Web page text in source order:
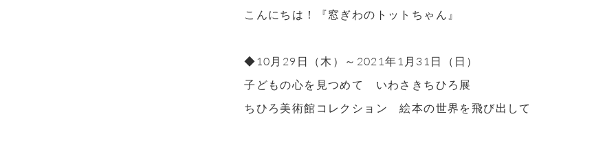
こんにちは！『窓ぎわのトットちゃん』
◆10月29日（木）～2021年1月31日（日）
子どもの心を見つめて いわさきちひろ展
ちひろ美術館コレクション 絵本の世界を飛び出して